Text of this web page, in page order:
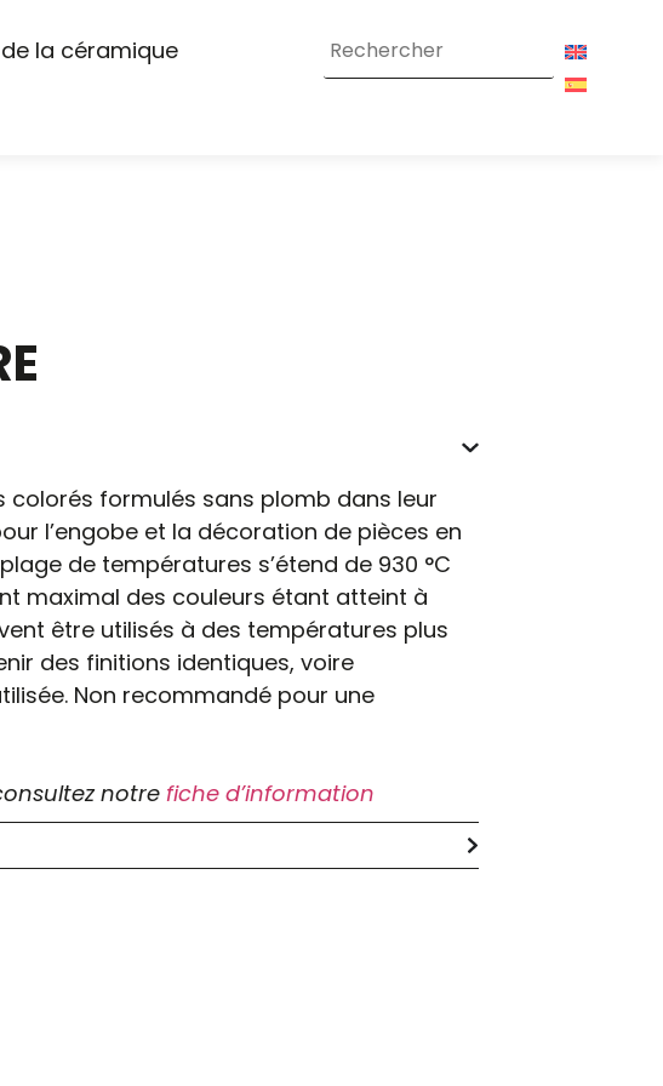
la céramique
colorés formulés sans plomb dans leur
l’engobe et la décoration de pièces en
de températures s’étend de 930 °C
maximal des couleurs étant atteint à
être utilisés à des températures plus
des finitions identiques, voire
Non recommandé pour une
notrefiche d’information